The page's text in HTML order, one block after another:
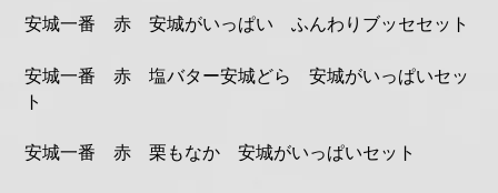
安城一番 赤 安城がいっぱい ふんわりブッセセット
安城一番 赤 塩バター安城どら 安城がいっぱいセッ
ト
安城一番 赤 栗もなか 安城がいっぱいセット